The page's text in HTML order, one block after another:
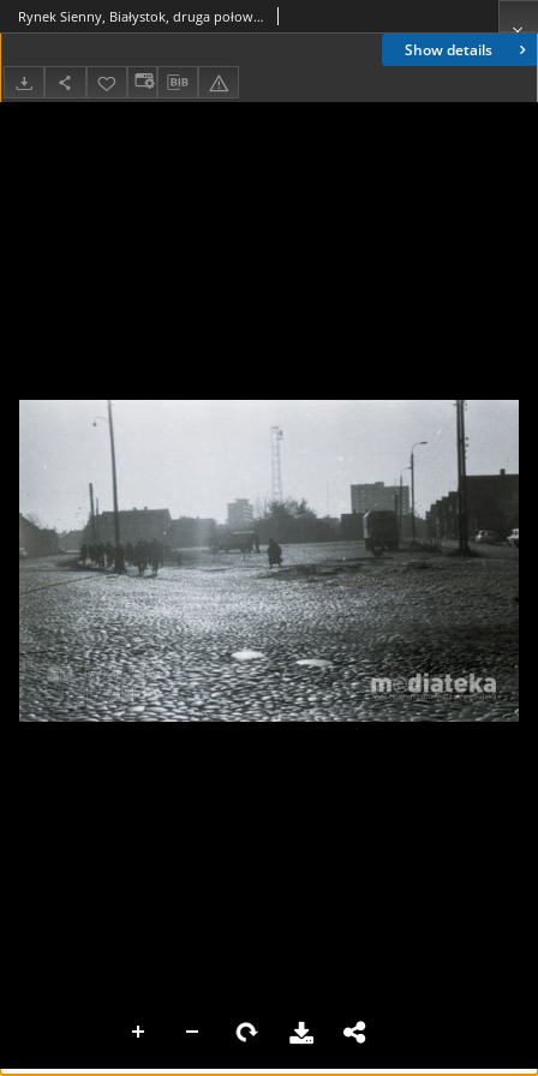
Show details
Rynek Sienny, Białystok, druga połowa lat 70. XX w., fot. ze zbiorów Andrzeja Trzcińskiego